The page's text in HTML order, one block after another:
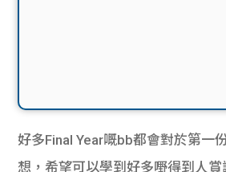
好多Final Year嘅bb都會對於第一
想，希望可以學到好多嘢得到人